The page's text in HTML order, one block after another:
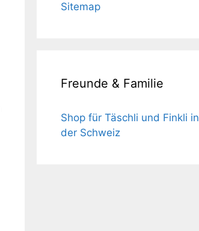
Sitemap
Freunde & Familie
Shop für Täschli und Finkli in
der Schweiz